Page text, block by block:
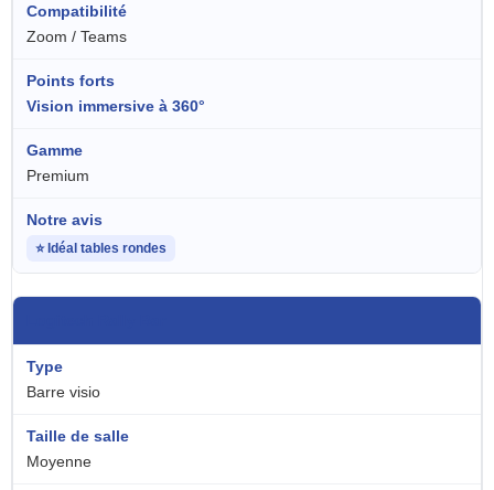
Zoom / Teams
Vision immersive à 360°
Premium
⭐ Idéal tables rondes
Barre visio
Moyenne